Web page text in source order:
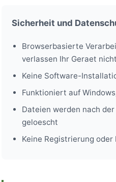
Sicherheit und
Browserbasierte
verlassen Ihr Geraet nicht
Keine Software-
Funktioniert auf
Dateien werden nach
geloescht
Keine Registrierung